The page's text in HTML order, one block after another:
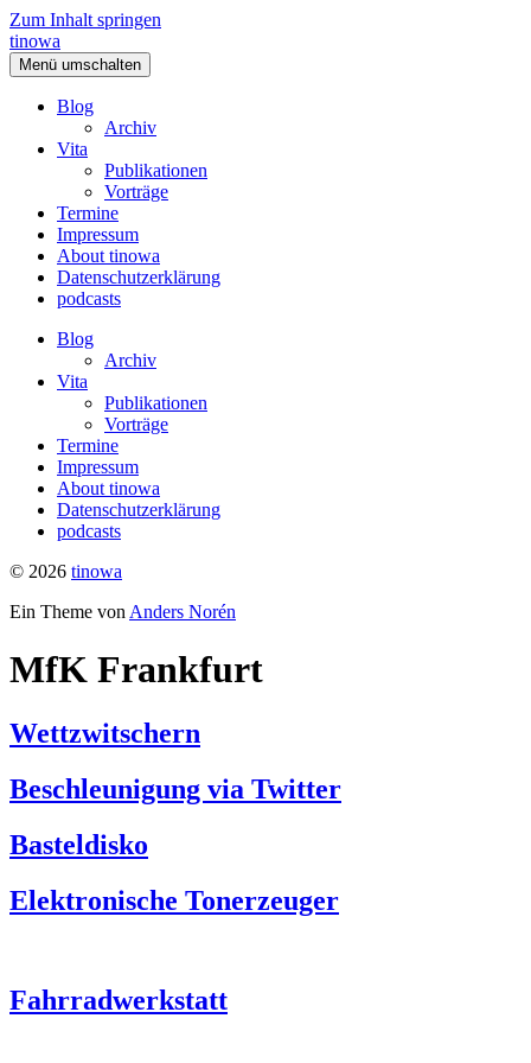
Zum Inhalt springen
tinowa
Menü umschalten
Blog
Archiv
Vita
Publikationen
Vorträge
Termine
Impressum
About tinowa
Datenschutzerklärung
podcasts
Blog
Archiv
Vita
Publikationen
Vorträge
Termine
Impressum
About tinowa
Datenschutzerklärung
podcasts
© 2026 tinowa
Ein Theme von Anders Norén
MfK Frankfurt
Wettzwitschern
Beschleunigung via Twitter
Basteldisko
Elektronische Tonerzeuger
Fahrradwerkstatt